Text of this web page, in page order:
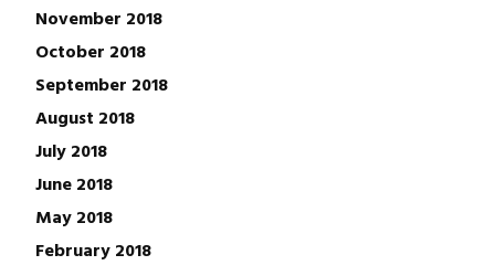
November 2018
October 2018
September 2018
August 2018
July 2018
June 2018
May 2018
February 2018